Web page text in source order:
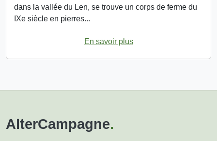
dans la vallée du Len, se trouve un corps de ferme du
IXe siècle en pierres...
En savoir plus
AlterCampagne.